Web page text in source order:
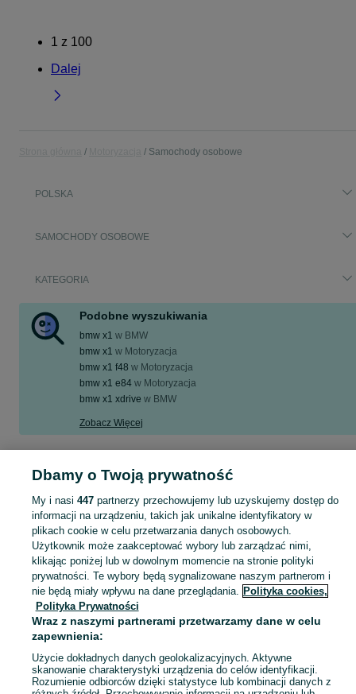
1 z 100
Dalej
Samochody osobowe
POLSKA
SAMOCHODY OSOBOWE
KATEGORIA
Podobne wyszukiwania
bmw x1 w BMW
bmw x1 w Motoryzacja
bmw x1 f48 w Motoryzacja
bmw x1 e84 w Motoryzacja
bmw x1 xdrive w BMW
Zobacz Więcej
Mapa kategorii
Mapa miejscowości
Mapa ministron
Popularne wyszukiwania
Dbamy o Twoją prywatność
My i nasi 447partnerzy przechowujemy lub uzyskujemy dostęp do
informacji na urządzeniu, takich jak unikalne identyfikatory w
plikach cookie w celu przetwarzania danych osobowych.
Użytkownik może zaakceptować wybory lub zarządzać nimi,
klikając poniżej lub w dowolnym momencie na stronie polityki
prywatności. Te wybory będą sygnalizowane naszym partnerom i
nie będą miały wpływu na dane przeglądania. Polityka cookies,
Polityka Prywatności
Wraz z naszymi partnerami przetwarzamy dane w celu
zapewnienia:
Użycie dokładnych danych geolokalizacyjnych. Aktywne
skanowanie charakterystyki urządzenia do celów identyfikacji.
Rozumienie odbiorców dzięki statystyce lub kombinacji danych z